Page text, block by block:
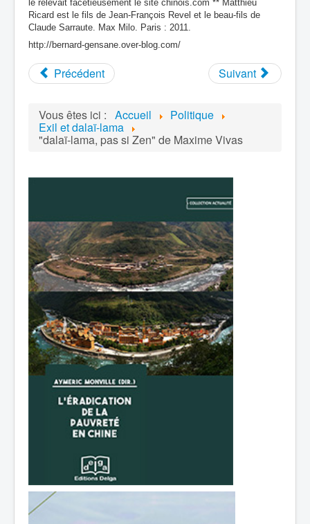
le relevait facétieusement le site chinois.com ** Matthieu
Ricard est le fils de Jean-François Revel et le beau-fils de
Claude Sarraute. Max Milo. Paris : 2011.
http://bernard-gensane.over-blog.com/
Précédent Suivant
Vous êtes ici : Accueil Politique
Exil et dalaï-lama
"dalaï-lama, pas si Zen" de Maxime Vivas